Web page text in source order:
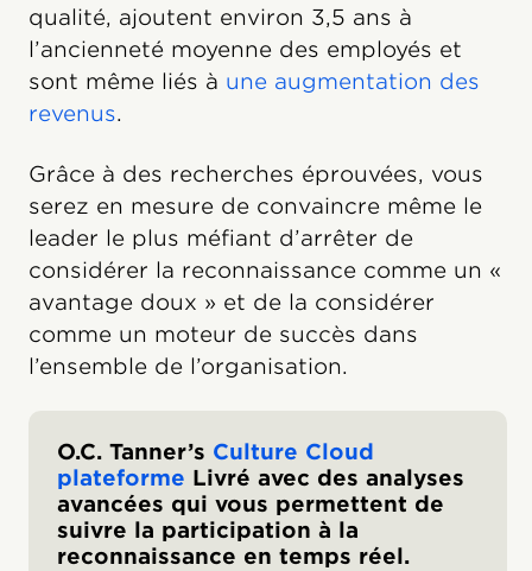
qualité, ajoutent environ 3,5 ans à
l’ancienneté moyenne des employés et
sont même liés à une augmentation des
revenus.
Grâce à des recherches éprouvées, vous
serez en mesure de convaincre même le
leader le plus méfiant d’arrêter de
considérer la reconnaissance comme un «
avantage doux » et de la considérer
comme un moteur de succès dans
l’ensemble de l’organisation.
O.C. Tanner’s Culture Cloud
plateforme Livré avec des analyses
avancées qui vous permettent de
suivre la participation à la
reconnaissance en temps réel.